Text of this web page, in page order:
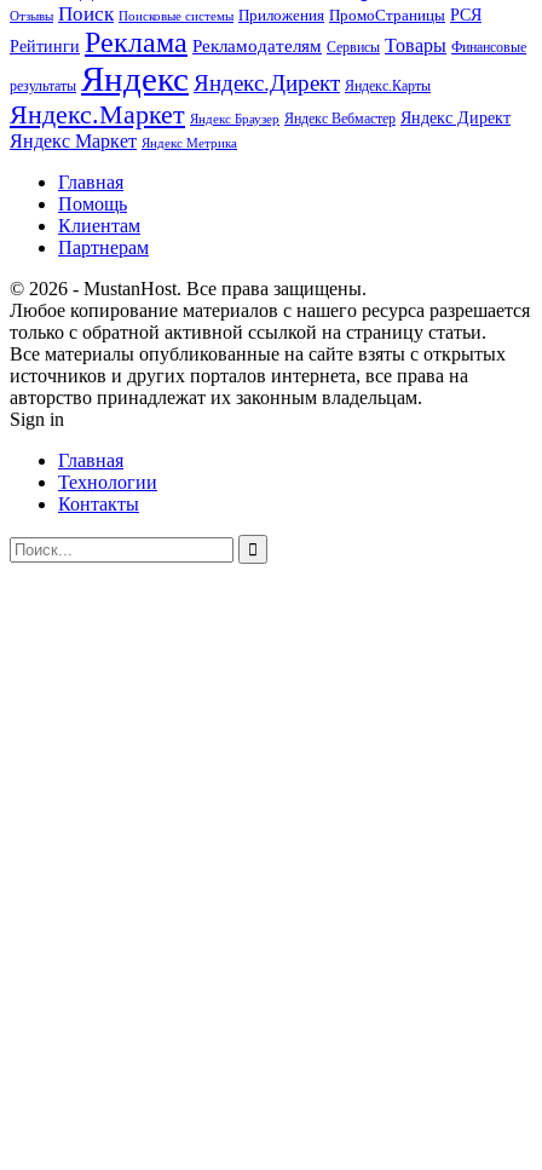
Отзывы Поиск Поисковые системы Приложения ПромоСтраницы РСЯ
Рейтинги Реклама Рекламодателям Сервисы Товары Финансовые
результаты Яндекс Яндекс.Директ Яндекс.Карты
Яндекс.Маркет Яндекс Браузер Яндекс Вебмастер Яндекс Директ
Яндекс Маркет Яндекс Метрика
Главная
Помощь
Клиентам
Партнерам
© 2026 - MustanHost. Все права защищены.
Любое копирование материалов с нашего ресурса разрешается
только с обратной активной ссылкой на страницу статьи.
Все материалы опубликованные на сайте взяты с открытых
источников и других порталов интернета, все права на
авторство принадлежат их законным владельцам.
Sign in
Главная
Технологии
Контакты